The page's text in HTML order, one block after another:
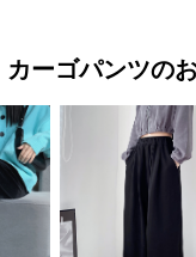
カーゴパンツの